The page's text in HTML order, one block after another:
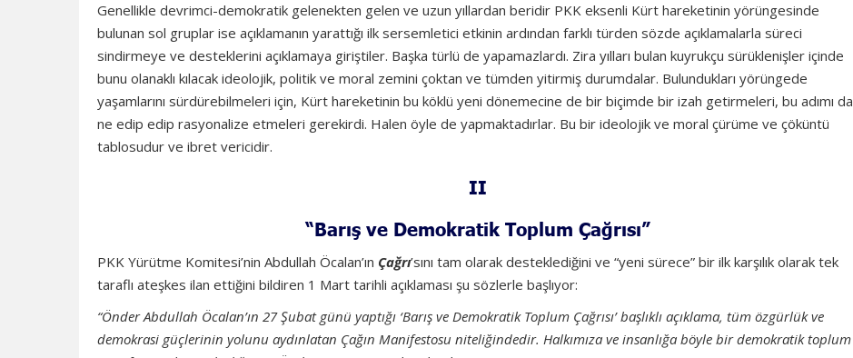
Genellikle devrimci-demokratik gelenekten gelen ve uzun yıllardan beridir PKK eksenli Kürt hareketinin yörüngesinde
bulunan sol gruplar ise açıklamanın yarattığı ilk sersemletici etkinin ardından farklı türden sözde açıklamalarla süreci
sindirmeye ve desteklerini açıklamaya giriştiler. Başka türlü de yapamazlardı. Zira yılları bulan kuyrukçu sürüklenişler içinde
bunu olanaklı kılacak ideolojik, politik ve moral zemini çoktan ve tümden yitirmiş durumdalar. Bulundukları yörüngede
yaşamlarını sürdürebilmeleri için, Kürt hareketinin bu köklü yeni dönemecine de bir biçimde bir izah getirmeleri, bu adımı da
ne edip edip rasyonalize etmeleri gerekirdi. Halen öyle de yapmaktadırlar. Bu bir ideolojik ve moral çürüme ve çöküntü
tablosudur ve ibret vericidir.
II
“Barış ve Demokratik Toplum Çağrısı”
PKK Yürütme Komitesi’nin Abdullah Öcalan’ın Çağrı’sını tam olarak desteklediğini ve “yeni sürece” bir ilk karşılık olarak tek
taraflı ateşkes ilan ettiğini bildiren 1 Mart tarihli açıklaması şu sözlerle başlıyor:
“Önder Abdullah Öcalan’ın 27 Şubat günü yaptığı ‘Barış ve Demokratik Toplum Çağrısı’ başlıklı açıklama, tüm özgürlük ve
demokrasi güçlerinin yolunu aydınlatan Çağın Manifestosu niteliğindedir. Halkımıza ve insanlığa böyle bir demokratik toplum